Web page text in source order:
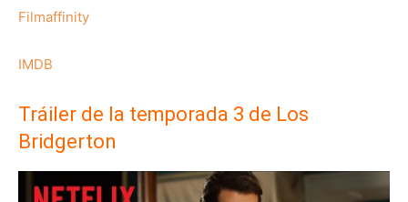
Filmaffinity
IMDB
Tráiler de la temporada 3 de Los
Bridgerton